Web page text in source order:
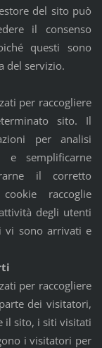
del sito può
il consenso
questi sono
del servizio.
per raccogliere
sito. Il
per analisi
semplificarne
il corretto
raccoglie
degli utenti
vi sono arrivati e
per raccogliere
dei visitatori,
il sito, i siti visitati
i visitatori per